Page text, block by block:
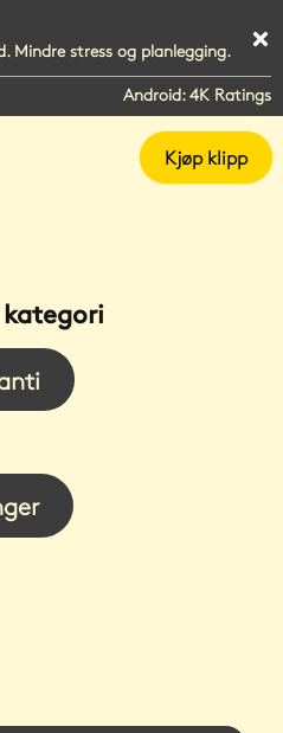
Mindre stress og planlegging.
Android: 4K Ratings
Kjøp klipp